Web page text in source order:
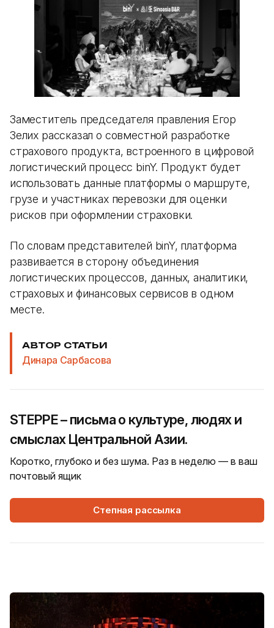
Заместитель председателя правления Егор
Зелих рассказал о совместной разработке
страхового продукта, встроенного в цифровой
логистический процесс binY. Продукт будет
использовать данные платформы о маршруте,
грузе и участниках перевозки для оценки
рисков при оформлении страховки.
По словам представителей binY, платформа
развивается в сторону объединения
логистических процессов, данных, аналитики,
страховых и финансовых сервисов в одном
месте.
АВТОР СТАТЬИ
Динара Сарбасова
STEPPE – письма о культуре, людях и
смыслах Центральной Азии.
Коротко, глубоко и без шума. Раз в неделю — в ваш
почтовый ящик
Степная рассылка